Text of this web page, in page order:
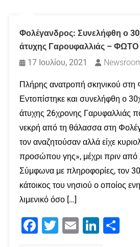
Φολέγανδρος: Συνελήφθη ο
άτυχης Γαρουφαλλιάς – ΦΩΤΟ
17 Ιουλίου, 2021
Πλήρης ανατροπή σκηνικού στη
Εντοπίστηκε και συνελήφθη ο
άτυχης 26χρονης Γαρυφαλλιάς
νεκρή από τη θάλασσα στη
τον αναζητούσαν αλλά είχε
προσώπου γης», μέχρι πριν από
Σύμφωνα με πληροφορίες, τον
κάτοικος του νησιού ο οποίος
λιμενικό όσο […]
Facebook
Twitter Email LinkedIn